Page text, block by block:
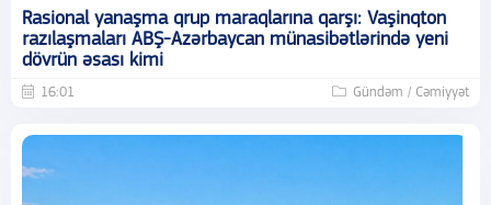
Rasional yanaşma qrup maraqlarına qarşı: Vaşinqton
razılaşmaları ABŞ-Azərbaycan münasibətlərində yeni
dövrün əsası kimi
16:01 Gündəm / Cəmiyyət